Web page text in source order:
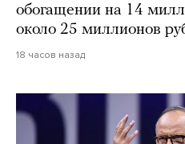
обогащении на 14
около 25 миллионов
18 часов назад